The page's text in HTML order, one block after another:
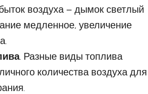
воздуха – дымок светлый
медленное, увеличение
. Разные виды топлива
количества воздуха для